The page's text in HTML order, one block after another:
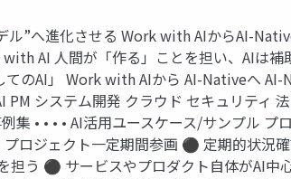
”へ進化させる Work with AIからAI-
AI 人間が「作る」ことを担い、AIは
のAI」 Work with AIから AI-Nativeへ
システム開発 クラウド セキュリティ
• • • • AI活用ユースケース/サンプル
ロジェクト一定期間参画 ⚫ 定期的状況
う ⚫ サービスやプロダクト自体がAI中